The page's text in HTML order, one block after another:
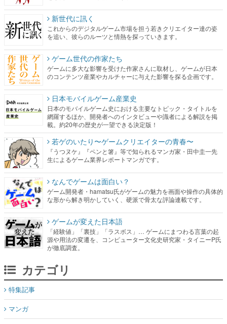
新世代に訊く
これからのデジタルゲーム市場を担う若きクリエイター達の姿
を追い、彼らのルーツと情熱を探っていきます。
ゲーム世代の作家たち
ゲームに多大な影響を受けた作家さんに取材し、ゲームが日本
のコンテンツ産業やカルチャーに与えた影響を探る企画です。
日本モバイルゲーム産業史
日本のモバイルゲーム史における主要なトピック・タイトルを
網羅するほか、開発者へのインタビューや識者による解説を掲
載。約20年の歴史が一望できる決定版！
若ゲのいたり〜ゲームクリエイターの青春〜
『うつヌケ』『ペンと箸』等で知られるマンガ家・田中圭一先
生によるゲーム業界レポートマンガです。
なんでゲームは面白い？
ゲーム開発者・hamatsu氏がゲームの魅力を画面や操作の具体的
な形から解き明かしていく、硬派で骨太な評論連載です。
ゲームが変えた日本語
「経験値」「裏技」「ラスボス」… ゲームにまつわる言葉の起
源や用法の変遷を、コンピューター文化史研究家・タイニーP氏
が徹底調査。
カテゴリ
特集記事
マンガ